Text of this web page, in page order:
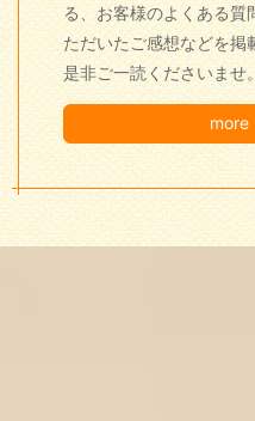
る、お客様のよくある質
ただいたご感想などを掲
是非ご一読くださいませ
more